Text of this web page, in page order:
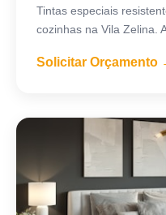
Tintas especiais
cozinhas na Vila Zelina.
Solicitar Orçamento